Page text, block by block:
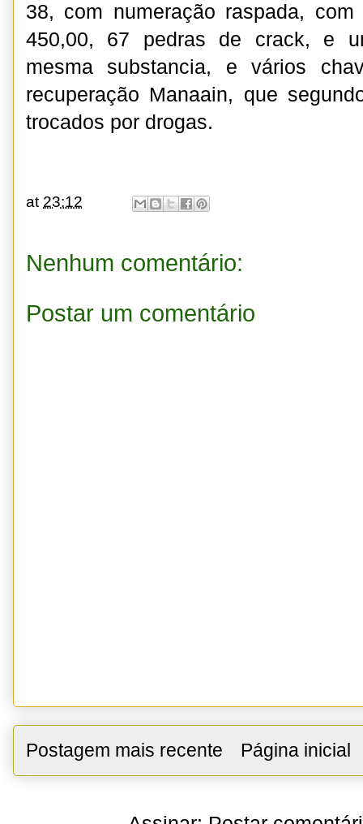
38, com numeração raspada,
450,00, 67 pedras de crack, e
mesma substancia, e vários
recuperação Manaain, que
trocados por drogas.
at 23:12
Nenhum comentário:
Postar um comentário
Postagem mais recente Página inicial